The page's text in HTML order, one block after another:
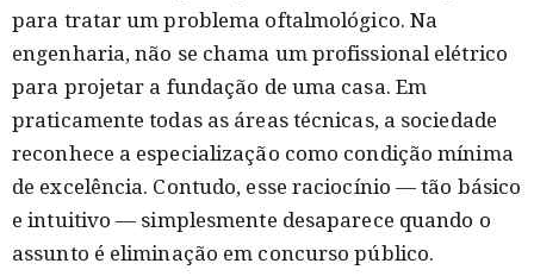
para tratar um problema oftalmológico. Na
engenharia, não se chama um profissional elétrico
para projetar a fundação de uma casa. Em
praticamente todas as áreas técnicas, a sociedade
reconhece a especialização como condição mínima
de excelência. Contudo, esse raciocínio — tão básico
e intuitivo — simplesmente desaparece quando o
assunto é eliminação em concurso público.